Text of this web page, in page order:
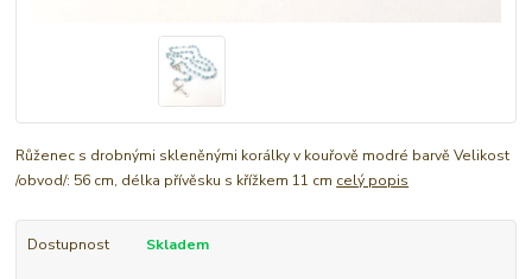
Růženec s drobnými skleněnými korálky v kouřově modré barvě Velikost
/obvod/: 56 cm, délka přívěsku s křížkem 11 cm celý popis
Dostupnost Skladem